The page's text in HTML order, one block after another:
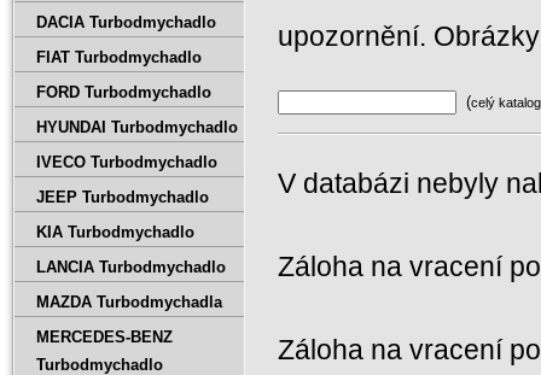
upozornění.
(celý katalog
V databázi nebyly
Záloha na vracení
Záloha na vracení
DACIA Turbodmychadlo
FIAT Turbodmychadlo
FORD Turbodmychadlo
HYUNDAI Turbodmychadlo
IVECO Turbodmychadlo
JEEP Turbodmychadlo
KIA Turbodmychadlo
LANCIA Turbodmychadlo
MAZDA Turbodmychadla
MERCEDES-BENZ
Turbodmychadlo